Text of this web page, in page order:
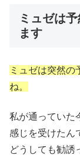
ミュゼは
ます
ミュゼは突然の
ね。
私が通っていた
感じを受けたん
どうしても勧誘